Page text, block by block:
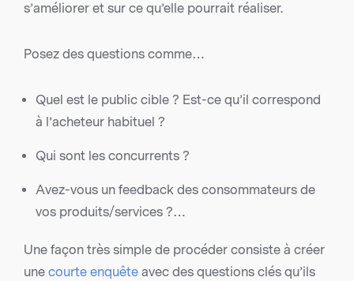
s’améliorer et sur ce qu’elle pourrait réaliser.
Posez des questions comme…
Quel est le public cible ? Est-ce qu’il correspond
à l’acheteur habituel ?
Qui sont les concurrents ?
Avez-vous un feedback des consommateurs de
vos produits/services ?…
Une façon très simple de procéder consiste à créer
une courte enquête avec des questions clés qu’ils